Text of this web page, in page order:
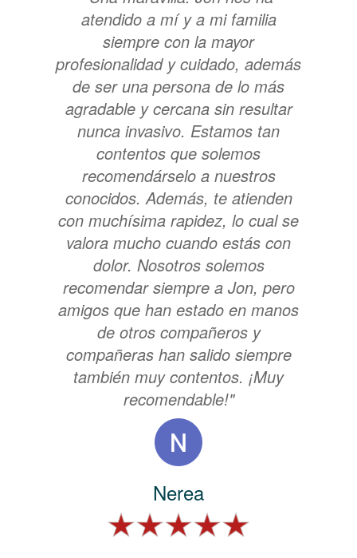
atendido a mí y a mi familia
siempre con la mayor
profesionalidad y cuidado, además
de ser una persona de lo más
agradable y cercana sin resultar
nunca invasivo. Estamos tan
contentos que solemos
recomendárselo a nuestros
conocidos. Además, te atienden
con muchísima rapidez, lo cual se
valora mucho cuando estás con
dolor. Nosotros solemos
recomendar siempre a Jon, pero
amigos que han estado en manos
de otros compañeros y
compañeras han salido siempre
también muy contentos. ¡Muy
recomendable!"
Nerea